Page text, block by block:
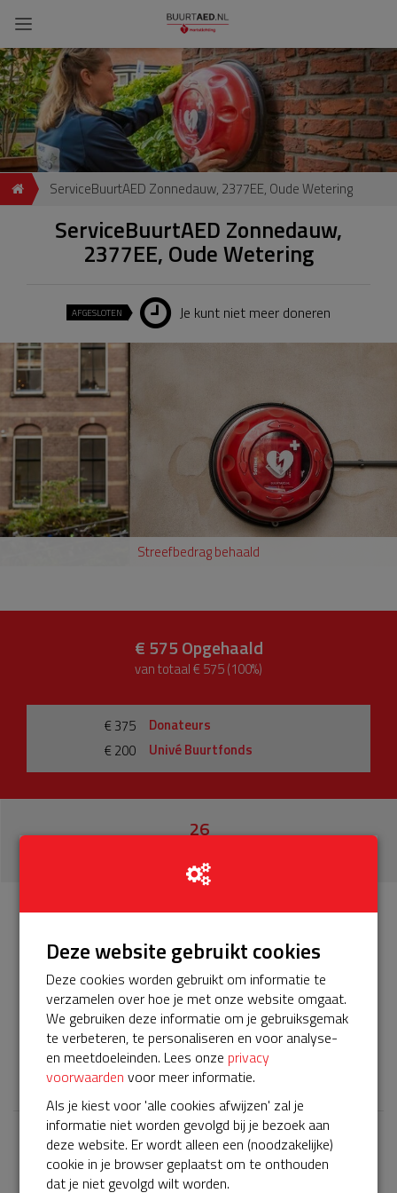
ServiceBuurtAED Zonnedauw, 2377EE, Oude Wetering
ServiceBuurtAED Zonnedauw,
2377EE, Oude Wetering
AFGESLOTEN Je kunt niet meer doneren
Streefbedrag behaald
€ 575Opgehaald
van totaal € 575 (100%)
€ 375
Donateurs
€ 200
Univé Buurtfonds
26
Het servicepakket van onze BuurtAED verloopt bijna en
moet worden verlengd, zodat onze AED gebruiksklaar
blijft. Help je mee? Doneer voor ons servicepakket!
𝕏
Laatste donaties
Bekijk alle
Deze website gebruikt cookies
Deze cookies worden gebruikt om informatie te
verzamelen over hoe je met onze website omgaat.
We gebruiken deze informatie om je gebruiksgemak
te verbeteren, te personaliseren en voor analyse-
en meetdoeleinden. Lees onze privacy
voorwaarden voor meer informatie.
Als je kiest voor 'alle cookies afwijzen' zal je
informatie niet worden gevolgd bij je bezoek aan
deze website. Er wordt alleen een (noodzakelijke)
cookie in je browser geplaatst om te onthouden
dat je niet gevolgd wilt worden.